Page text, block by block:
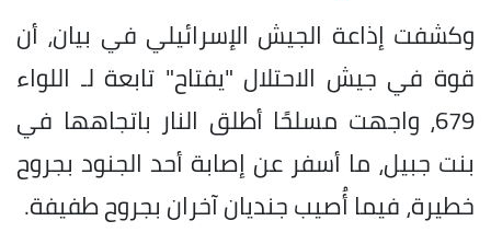
وكشفت إذاعة الجيش الإسرائيلي في بيان، أن
قوة في جيش الاحتلال "يفتاح" تابعة لـ اللواء
679، واجهت مسلحًا أطلق النار باتجاهها في
بنت جبيل، ما أسفر عن إصابة أحد الجنود بجروح
خطيرة، فيما أُصيب جنديان آخران بجروح طفيفة.